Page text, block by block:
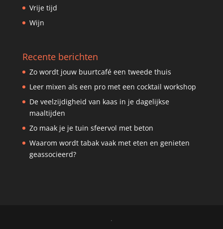
Vrije tijd
Wijn
Recente berichten
Zo wordt jouw buurtcafé een tweede thuis
Leer mixen als een pro met een cocktail workshop
De veelzijdigheid van kaas in je dagelijkse
maaltijden
Zo maak je je tuin sfeervol met beton
Waarom wordt tabak vaak met eten en genieten
geassocieerd?
.